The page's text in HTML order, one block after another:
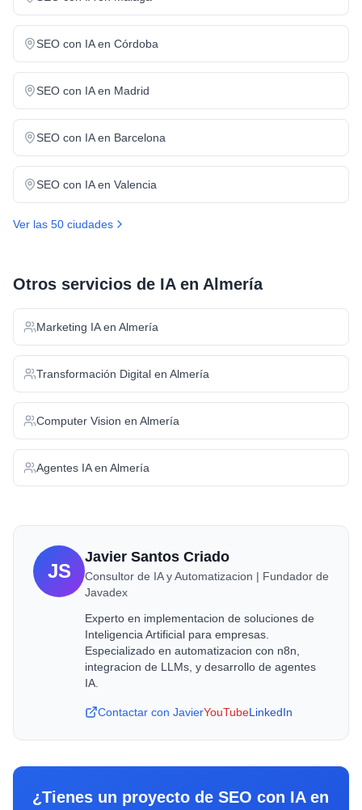
SEO con IAen Córdoba
SEO con IAen Madrid
SEO con IAen Barcelona
SEO con IAen Valencia
Ver las 50 ciudades
Otros servicios de IA en Almería
Marketing IAen Almería
Transformación Digital en Almería
Computer Vision en Almería
Agentes IAen Almería
JS
Javier Santos Criado
Consultor de IA y Automatizacion | Fundador de
Javadex
Experto en implementacion de soluciones de
Inteligencia Artificial para empresas.
Especializado en automatizacion con n8n,
integracion de LLMs, y desarrollo de agentes
IA.
Contactar con JavierYouTubeLinkedIn
¿Tienes un proyecto de SEO con IAen